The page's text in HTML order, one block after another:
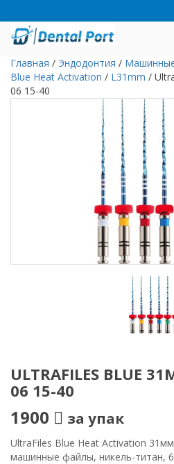
Главная / Эндодонтия /
Blue Heat Activation / L31mm /
06 15-40
ULTRAFILES BLUE
06 15-40
1900 за упак
UltraFiles Blue Heat Activation
машинные файлы, никель-титан,